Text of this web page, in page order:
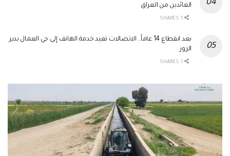
العائدين من العراق
بعد انقطاع 14 عاماً.. الاتصالات تعيد خدمة الهاتف إلى حي العمال بدير
الزور